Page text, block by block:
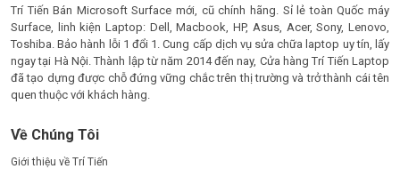
Trí Tiến Bán Microsoft Surface mới, cũ chính hãng. Sỉ lẻ toàn Quốc máy
Surface, linh kiện Laptop: Dell, Macbook, HP, Asus, Acer, Sony, Lenovo,
Toshiba. Bảo hành lỗi 1 đổi 1. Cung cấp dịch vụ sửa chữa laptop uy tín, lấy
ngay tại Hà Nội. Thành lập từ năm 2014 đến nay, Cửa hàng Trí Tiến Laptop
đã tạo dựng được chỗ đứng vững chắc trên thị trường và trở thành cái tên
quen thuộc với khách hàng.
Về Chúng Tôi
Giới thiệu về Trí Tiến